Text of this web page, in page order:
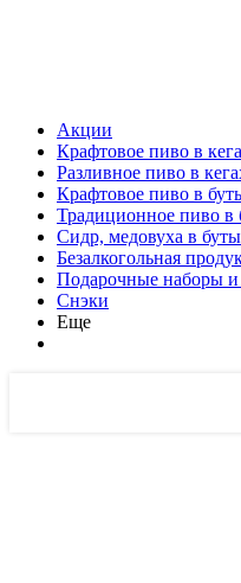
Акции
Крафтовое пиво в
Разливное пиво в
Крафтовое пиво в
Традиционное пиво в
Сидр, медовуха в
Безалкогольная
Подарочные наборы и
Снэки
Еще